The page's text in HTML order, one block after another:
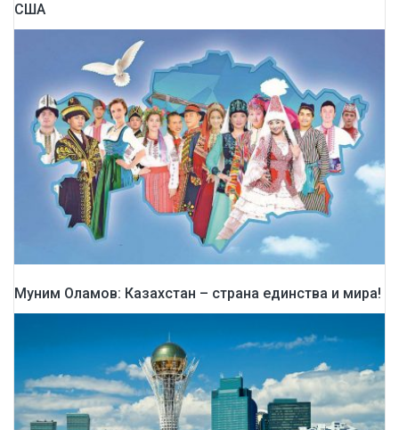
США
Муним Оламов: Казахстан – страна единства и мира!